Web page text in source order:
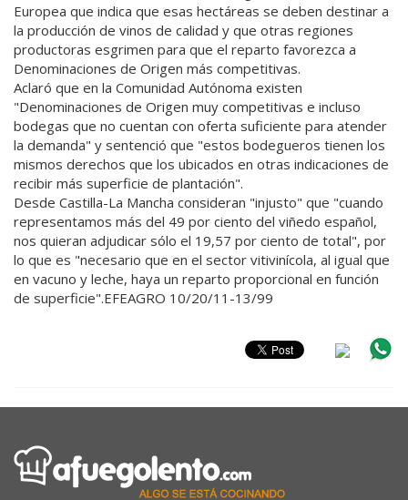
Europea que indica que esas hectáreas se deben destinar a
la producción de vinos de calidad y que otras regiones
productoras esgrimen para que el reparto favorezca a
Denominaciones de Origen más competitivas.
Aclaró que en la Comunidad Autónoma existen
"Denominaciones de Origen muy competitivas e incluso
bodegas que no cuentan con oferta suficiente para atender
la demanda" y sentenció que "estos bodegueros tienen los
mismos derechos que los ubicados en otras indicaciones de
recibir más superficie de plantación".
Desde Castilla-La Mancha consideran "injusto" que "cuando
representamos más del 49 por ciento del viñedo español,
nos quieran adjudicar sólo el 19,57 por ciento de total", por
lo que es "necesario que en el sector vitivinícola, al igual que
en vacuno y leche, haya un reparto proporcional en función
de superficie".EFEAGRO 10/20/11-13/99